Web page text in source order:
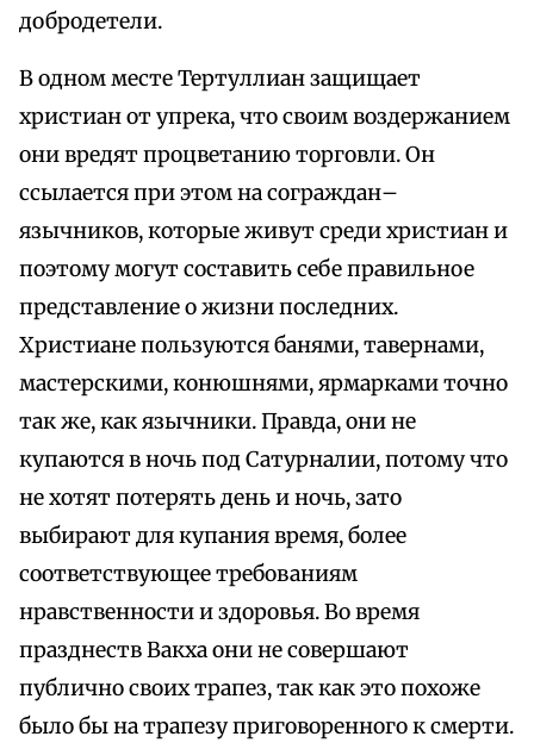
добродетели.
В одном месте Тертуллиан защищает
христиан от упрека, что своим воздержанием
они вредят процветанию торговли. Он
ссылается при этом на сограждан–
язычников, которые живут среди христиан и
поэтому могут составить себе правильное
представление о жизни последних.
Христиане пользуются банями, тавернами,
мастерскими, конюшнями, ярмарками точно
так же, как язычники. Правда, они не
купаются в ночь под Сатурналии, потому что
не хотят потерять день и ночь, зато
выбирают для купания время, более
соответствующее требованиям
нравственности и здоровья. Во время
празднеств Вакха они не совершают
публично своих трапез, так как это похоже
было бы на трапезу приговоренного к смерти.